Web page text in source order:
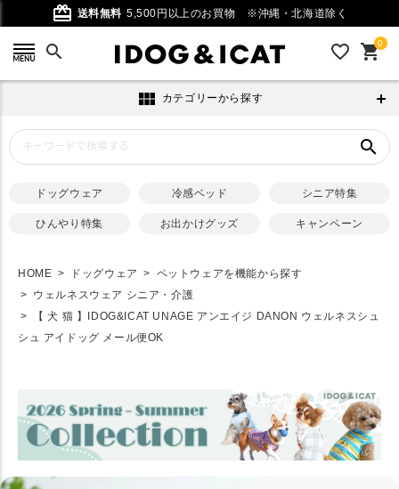
card_giftcard 送料無料 5,500円以上のお買物 ※沖縄・北海道除く
search favorite_outline 0
shopping_cart
view_module カテゴリーから探す
search
ドッグウェア 冷感ベッド シニア特集
ひんやり特集 お出かけグッズ キャンペーン
HOME ドッグウェア
ペットウェアを機能から探す
ウェルネスウェア シニア・介護
【 犬 猫 】IDOG&ICAT UNAGE アンエイジ DANON ウェルネスシュ
シュ アイドッグ メール便OK